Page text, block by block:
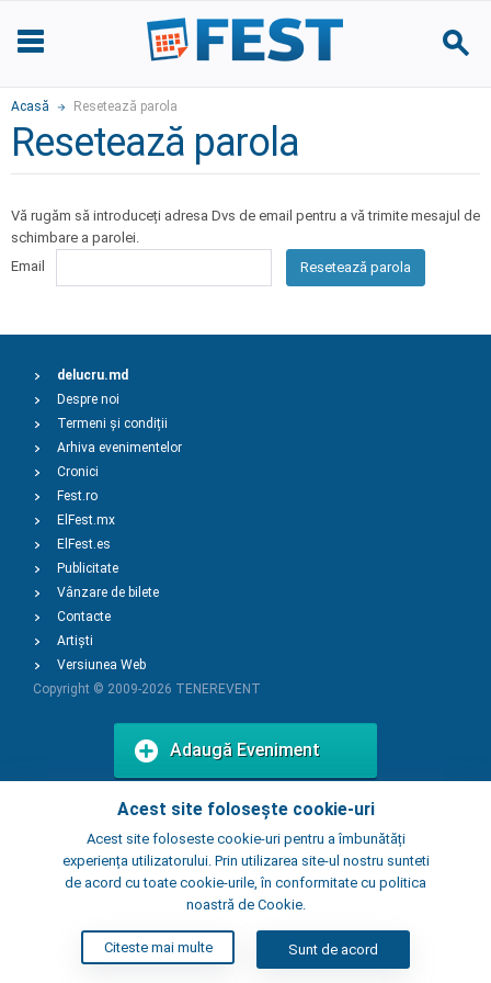
Acasă Resetează parola
Resetează parola
Vă rugăm să introduceți adresa Dvs de email pentru a vă trimite mesajul de
schimbare a parolei.
Email
Resetează parola
Acest site folosește cookie-uri
Acest site foloseste cookie-uri pentru a îmbunătăți
experiența utilizatorului. Prin utilizarea site-ul nostru sunteti
de acord cu toate cookie-urile, în conformitate cu politica
noastră de Cookie.
Citeste mai multe Sunt de acord
delucru.md
Despre noi
Termeni și condiții
Arhiva evenimentelor
Cronici
Fest.ro
ElFest.mx
ElFest.es
Publicitate
Vânzare de bilete
Contacte
Artiști
Versiunea Web
Copyright © 2009-2026 TENEREVENT
Adaugă Eveniment
Adaugă Local